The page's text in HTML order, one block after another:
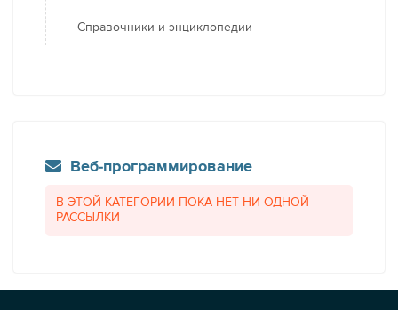
Справочники и энциклопедии
Веб-программирование
В ЭТОЙ КАТЕГОРИИ ПОКА НЕТ НИ ОДНОЙ
РАССЫЛКИ